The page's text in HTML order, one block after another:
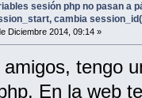
sesión php no pasan a
cambia
Diciembre 2014, 09:14 »
amigos, tengo
En la web